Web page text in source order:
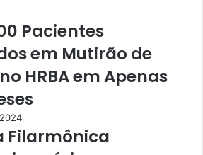
é
m
e
t
a
Pacientes
em Mutirão de
HRBA em Apenas
Filarmônica